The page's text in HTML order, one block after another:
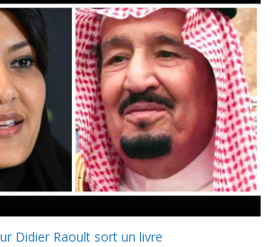
Didier Raoult sort un livre